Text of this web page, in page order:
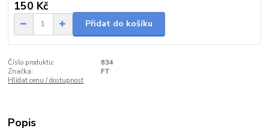
150 Kč
Přidat do košíku
Číslo produktu:
834
Značka:
FT
Hlídat cenu / dostupnost
Popis